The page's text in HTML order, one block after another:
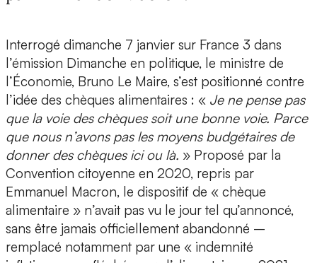
Interrogé dimanche 7 janvier sur France 3 dans
l’émission Dimanche en politique, le ministre de
l’Économie, Bruno Le Maire, s’est positionné contre
l’idée des chèques alimentaires : « Je ne pense pas
que la voie des chèques soit une bonne voie. Parce
que nous n’avons pas les moyens budgétaires de
donner des chèques ici ou là. » Proposé par la
Convention citoyenne en 2020, repris par
Emmanuel Macron, le dispositif de « chèque
alimentaire » n’avait pas vu le jour tel qu’annoncé,
sans être jamais officiellement abandonné –
remplacé notamment par une « indemnité